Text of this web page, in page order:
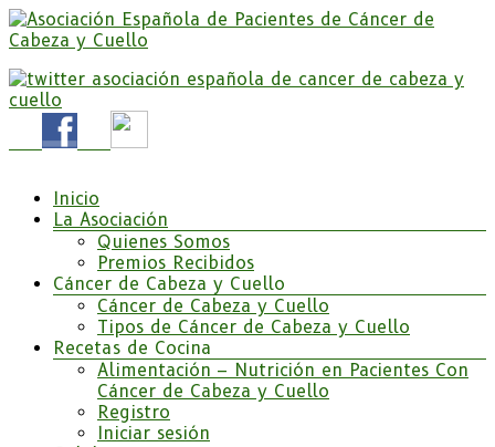
Saltar
al
Asociación Española de Pacientes de Cáncer de
Cabeza y Cuello
Somos la Asociación Española de Pacientes de Cáncer
de Cabeza y cuello «APC», una asociación sin animo
de lucro que pretendemos apoyar a pacientes y
familiares.
MenúInicio
La Asociación
Quienes Somos
Premios Recibidos
Cáncer de Cabeza y Cuello
Cáncer de Cabeza y Cuello
Tipos de Cáncer de Cabeza y Cuello
Recetas de Cocina
Alimentación – Nutrición en Pacientes Con
Cáncer de Cabeza y Cuello
Registro
Iniciar sesión